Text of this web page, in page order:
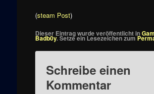
(steam Post)
Dieser Eintrag wurde veröffentlicht in
Badb0y. Setze ein Lesezeichen zum
Schreibe einen
Kommentar